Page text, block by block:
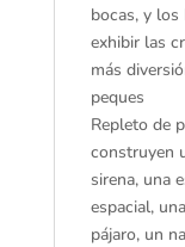
Niños
11040
cantidad
bocas, y los
exhibir las
más
peques
Repleto de
construyen
sirena, una
espacial,
pájaro, un